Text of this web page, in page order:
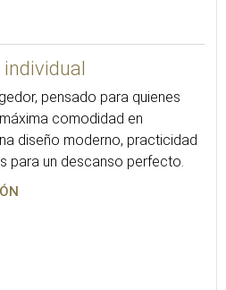
pensado para quienes
comodidad en
diseño moderno, practicidad
para un descanso perfecto.